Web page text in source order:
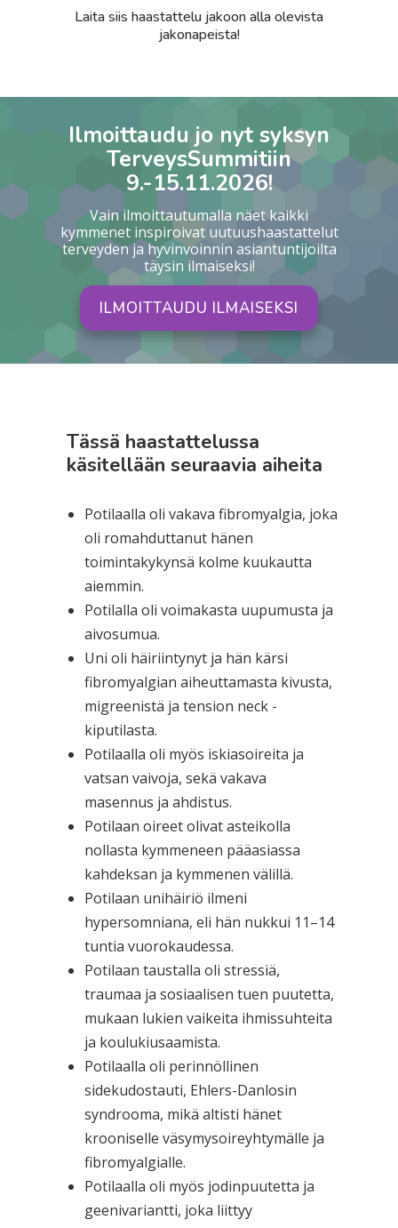
Laita siis haastattelu jakoon alla olevista
jakonapeista!
Ilmoittaudu jo nyt syksyn
TerveysSummitiin
9.-15.11.2026!
Vain ilmoittautumalla näet kaikki
kymmenet inspiroivat uutuushaastattelut
terveyden ja hyvinvoinnin asiantuntijoilta
täysin ilmaiseksi!
ILMOITTAUDU ILMAISEKSI
Tässä haastattelussa
käsitellään seuraavia aiheita
Potilaalla oli vakava fibromyalgia, joka
oli romahduttanut hänen
toimintakykynsä kolme kuukautta
aiemmin.
Potilalla oli voimakasta uupumusta ja
aivosumua.
Uni oli häiriintynyt ja hän kärsi
fibromyalgian aiheuttamasta kivusta,
migreenistä ja tension neck -
kiputilasta.
Potilaalla oli myös iskiasoireita ja
vatsan vaivoja, sekä vakava
masennus ja ahdistus.
Potilaan oireet olivat asteikolla
nollasta kymmeneen pääasiassa
kahdeksan ja kymmenen välillä.
Potilaan unihäiriö ilmeni
hypersomniana, eli hän nukkui 11–14
tuntia vuorokaudessa.
Potilaan taustalla oli stressiä,
traumaa ja sosiaalisen tuen puutetta,
mukaan lukien vaikeita ihmissuhteita
ja koulukiusaamista.
Potilaalla oli perinnöllinen
sidekudostauti, Ehlers-Danlosin
syndrooma, mikä altisti hänet
krooniselle väsymysoireyhtymälle ja
fibromyalgialle.
Potilaalla oli myös jodinpuutetta ja
geenivariantti, joka liittyy